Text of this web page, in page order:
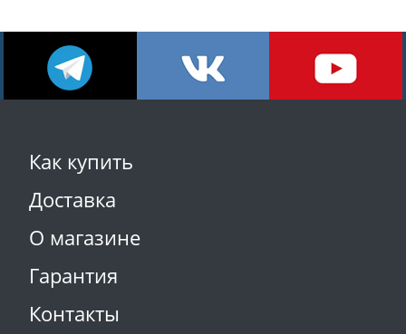
Как купить
Доставка
О магазине
Гарантия
Контакты